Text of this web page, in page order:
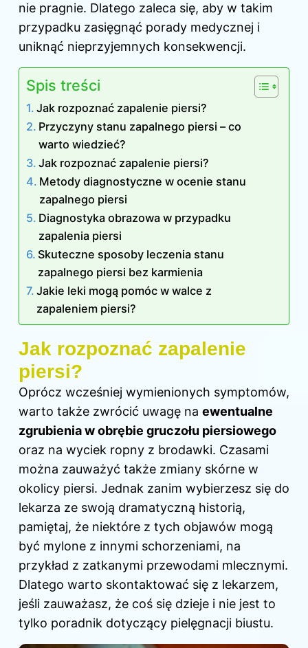
nie pragnie. Dlatego zaleca się, aby w takim
przypadku zasięgnąć porady medycznej i
uniknąć nieprzyjemnych konsekwencji.
Spis treści
Jak rozpoznać zapalenie piersi?
Przyczyny stanu zapalnego piersi – co
warto wiedzieć?
Jak rozpoznać zapalenie piersi?
Metody diagnostyczne w ocenie stanu
zapalnego piersi
Diagnostyka obrazowa w przypadku
zapalenia piersi
Skuteczne sposoby leczenia stanu
zapalnego piersi bez karmienia
Jakie leki mogą pomóc w walce z
zapaleniem piersi?
Jak rozpoznać zapalenie
piersi?
Oprócz wcześniej wymienionych symptomów,
warto także zwrócić uwagę na ewentualne
zgrubienia w obrębie gruczołu piersiowego
oraz na wyciek ropny z brodawki. Czasami
można zauważyć także zmiany skórne w
okolicy piersi. Jednak zanim wybierzesz się do
lekarza ze swoją dramatyczną historią,
pamiętaj, że niektóre z tych objawów mogą
być mylone z innymi schorzeniami, na
przykład z zatkanymi przewodami mlecznymi.
Dlatego warto skontaktować się z lekarzem,
jeśli zauważasz, że coś się dzieje i nie jest to
tylko poradnik dotyczący pielęgnacji biustu.